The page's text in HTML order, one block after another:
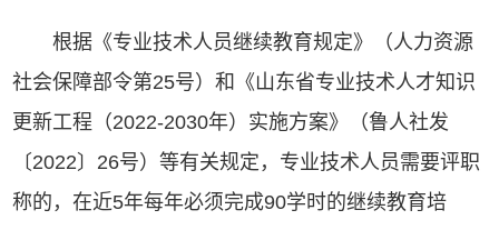
根据《专业技术人员继续教育规定》（人力资源
社会保障部令第25号）和《山东省专业技术人才知识
更新工程（2022-2030年）实施方案》（鲁人社发
〔2022〕26号）等有关规定，专业技术人员需要评职
称的，在近5年每年必须完成90学时的继续教育培